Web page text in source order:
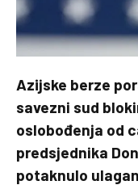
Azijske berze
savezni sud
oslobođenja od
predsjednika
potaknulo